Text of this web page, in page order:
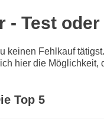
Test
keinen Fehlkauf
hier die
Top 5